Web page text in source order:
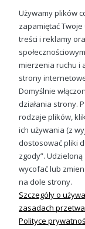
Używamy plików
zapamiętać
treści i reklamy
mierzenia ruchu i
strony
Domyślnie
działania strony.
rodzaje plików,
ich używania (z
dostosować pliki
zgody”.
wycofać lub
na dole strony.
Szczegóły o
zasadach
Polityce